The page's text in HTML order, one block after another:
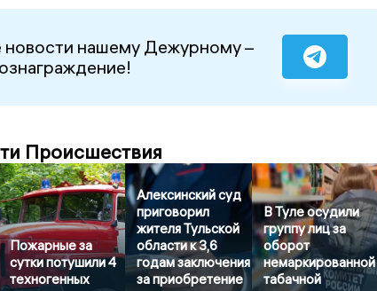
новости нашему Дежурному –
Происшествия
Пожарные за
сутки потушили 4
техногенных
Алексинский суд
приговорил
жителя Тульской
области к 3,6
годам заключения
за приобретение
В Туле осудили
группу лиц за
оборот
немаркированной
табачной